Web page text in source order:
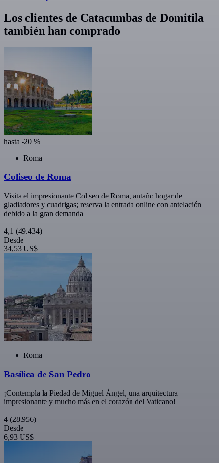
Los clientes de Catacumbas de Domitila
también han comprado
hasta -20 %
Roma
Coliseo de Roma
Visita el impresionante Coliseo de Roma, antaño hogar de
gladiadores y cuadrigas; reserva la entrada online con antelación
debido a la gran demanda
4,1 (49.434)
Desde
34,53 US$
Roma
Basílica de San Pedro
¡Contempla la Piedad de Miguel Ángel, una arquitectura
impresionante y mucho más en el corazón del Vaticano!
4 (28.956)
Desde
6,93 US$